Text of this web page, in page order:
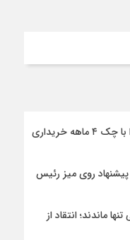
داروخانه‌های خراسان رضوی داروها را با چک ۴ ماهه خریداری
پیشنهاد روی میز رئیس
ماندند؛ انتقاد از